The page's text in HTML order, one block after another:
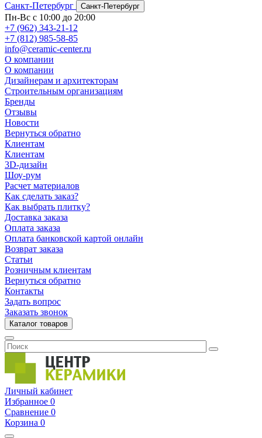
Санкт-Петербург
Санкт-Петербург
Пн-Вс с 10:00 до 20:00
+7 (962) 343-21-12
+7 (812) 985-58-85
info@ceramic-center.ru
О компании
О компании
Дизайнерам и архитекторам
Строительным организациям
Бренды
Отзывы
Новости
Вернуться обратно
Клиентам
Клиентам
3D-дизайн
Шоу-рум
Расчет материалов
Как сделать заказ?
Как выбрать плитку?
Доставка заказа
Оплата заказа
Оплата банковской картой онлайн
Возврат заказа
Статьи
Розничным клиентам
Вернуться обратно
Контакты
Задать вопрос
Заказать звонок
Каталог товаров
Личный кабинет
Избранное 0
Сравнение 0
Корзина 0